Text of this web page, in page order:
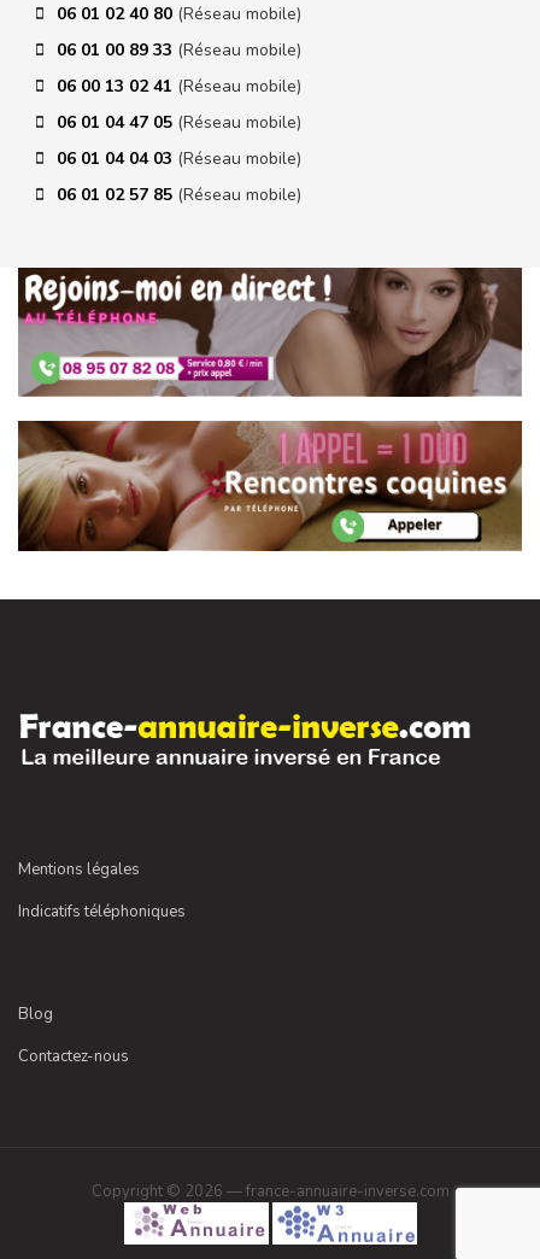
06 01 02 40 80 (Réseau mobile)
06 01 00 89 33 (Réseau mobile)
06 00 13 02 41 (Réseau mobile)
06 01 04 47 05 (Réseau mobile)
06 01 04 04 03 (Réseau mobile)
06 01 02 57 85 (Réseau mobile)
Mentions légales
Indicatifs téléphoniques
Blog
Contactez-nous
Copyright © 2026 — france-annuaire-inverse.com